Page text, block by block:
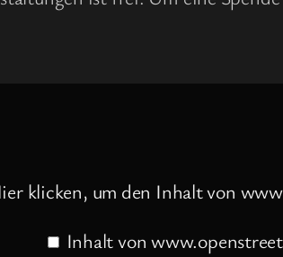
klicken, um den Inhalt von
Inhalt von